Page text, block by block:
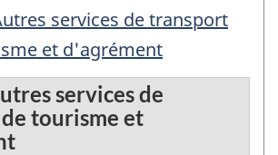
services de transport
et d'agrément
services de
tourisme et